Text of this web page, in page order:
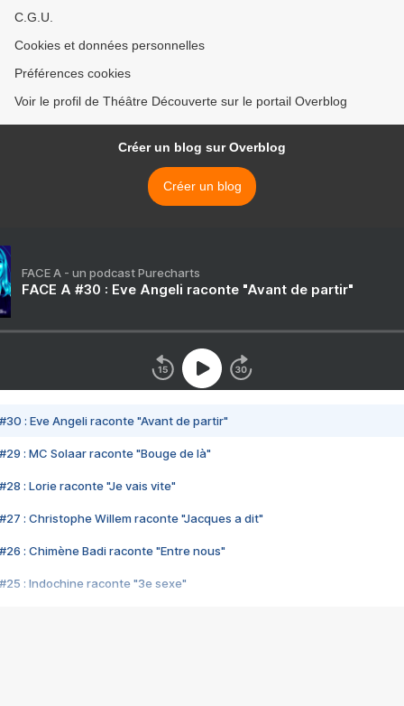
C.G.U.
Cookies et données personnelles
Préférences cookies
Voir le profil de Théâtre Découverte sur le portail Overblog
Créer un blog sur Overblog
Créer un blog
FACE A - un podcast Purecharts
FACE A #30 : Eve Angeli raconte "Avant de partir"
#30 : Eve Angeli raconte "Avant de partir"
#29 : MC Solaar raconte "Bouge de là"
#28 : Lorie raconte "Je vais vite"
#27 : Christophe Willem raconte "Jacques a dit"
#26 : Chimène Badi raconte "Entre nous"
#25 : Indochine raconte "3e sexe"